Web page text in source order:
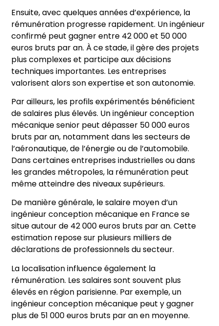
Ensuite, avec quelques années d’expérience, la
rémunération progresse rapidement. Un ingénieur
confirmé peut gagner entre 42 000 et 50 000
euros bruts par an. À ce stade, il gère des projets
plus complexes et participe aux décisions
techniques importantes. Les entreprises
valorisent alors son expertise et son autonomie.
Par ailleurs, les profils expérimentés bénéficient
de salaires plus élevés. Un ingénieur conception
mécanique senior peut dépasser 50 000 euros
bruts par an, notamment dans les secteurs de
l’aéronautique, de l’énergie ou de l’automobile.
Dans certaines entreprises industrielles ou dans
les grandes métropoles, la rémunération peut
même atteindre des niveaux supérieurs.
De manière générale, le salaire moyen d’un
ingénieur conception mécanique en France se
situe autour de 42 000 euros bruts par an. Cette
estimation repose sur plusieurs milliers de
déclarations de professionnels du secteur.
La localisation influence également la
rémunération. Les salaires sont souvent plus
élevés en région parisienne. Par exemple, un
ingénieur conception mécanique peut y gagner
plus de 51 000 euros bruts par an en moyenne.